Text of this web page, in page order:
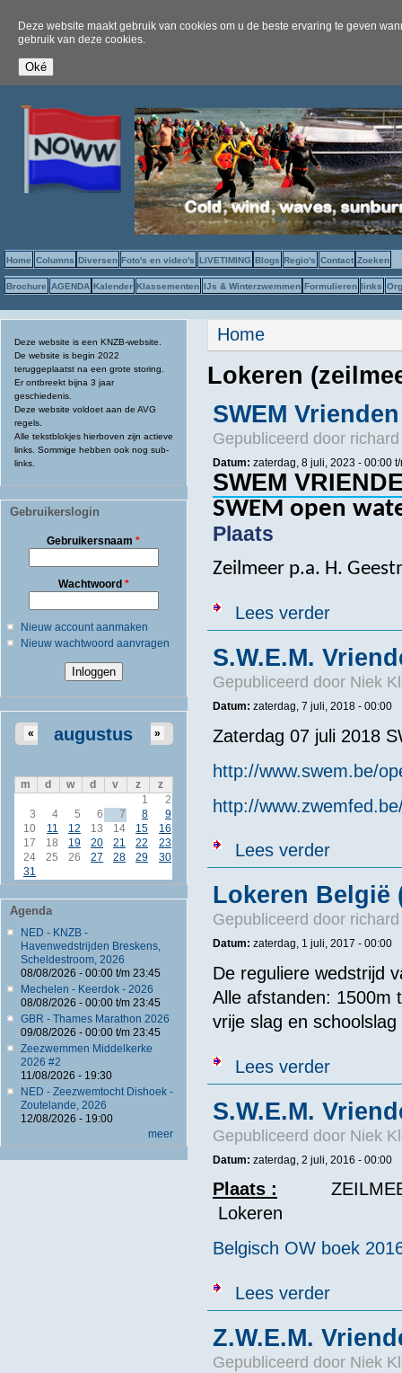
Deze website maakt gebruik van cookies om u de beste ervaring te geven
gebruik van deze cookies.
Home Columns Diversen Foto's en video's LIVETIMING Blogs Regio's Contact Zoeken
Brochure AGENDA Kalender Klassementen IJs & Winterzwemmen Formulieren links
Deze website is een KNZB-website.
De website is begin 2022
teruggeplaatst na een grote storing.
Er ontbreekt bijna 3 jaar
geschiedenis.
Deze website voldoet aan de AVG
regels.
Alle tekstblokjes hierboven zijn actieve
links. Sommige hebben ook nog sub-
links.
Gebruikerslogin
Gebruikersnaam*
Wachtwoord *
Nieuw account aanmaken
Nieuw wachtwoord aanvragen
augustus
« »
m d w d v z
z
1
2
3
4 5 6 7 8
9
10
11 12 13 14 15
16
17
18 19 20 21 22
23
24
25 26 27 28 29
30
31
Agenda
NED - KNZB -
Havenwedstrijden Breskens,
Scheldestroom, 2026
08/08/2026 - 00:00t/m 23:45
Mechelen - Keerdok - 2026
08/08/2026 - 00:00t/m 23:45
GBR - Thames Marathon 2026
09/08/2026 - 00:00t/m 23:45
Zeezwemmen Middelkerke
2026 #2
11/08/2026 - 19:30
NED - Zeezwemtocht Dishoek -
Zoutelande, 2026
12/08/2026 - 19:00
meer
U bent hier
Home
Lokeren
SWEM Vrienden
Gepubliceerd door
Datum: zaterdag, 8 juli, 2023 - 00:00t/
SWEM
SWEM open
Plaats
Zeilmeer p.a. H.
Lees verderover SWEM
S.W.E.M.
Gepubliceerd door Niek
Datum: zaterdag, 7 juli, 2018 - 00:00
Zaterdag 07 juli 2018
http://www.swem.be/
http://
Lees verderover
Lokeren België
Gepubliceerd door
Datum: zaterdag, 1 juli, 2017 - 00:00
De reguliere wedstrijd
Alle afstanden: 1500m
vrije slag en schoolslag
Lees verderover Lokeren
S.W.E.M.
Gepubliceerd door Niek
Datum: zaterdag, 2 juli, 2016 - 00:00
Plaats :
Lokeren
Belgisch OW boek
Lees verderover
Z.W.E.M.
Gepubliceerd door Niek